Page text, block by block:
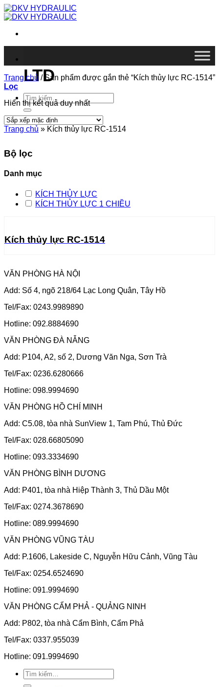
Chuyển
đến
dung
LTD
Tìm
kiếm:
Trang chủ /Sản phẩm được gắn thẻ “Kích thủy lực RC-1514”
Lọc
Hiển thị kết quả duy nhất
Trang chủ » Kích thủy lực RC-1514
Bộ lọc
Danh mục
KÍCH THỦY LỰC
KÍCH THỦY LỰC 1 CHIỀU
Kích thủy lực RC-1514
VĂN PHÒNG HÀ NỘI
Add: Số 4, ngõ 218/64 Lạc Long Quân, Tây Hồ
Tel/Fax: 0243.9989890
Hotline: 092.8884690
VĂN PHÒNG ĐÀ NẴNG
Add: P104, A2, số 2, Dương Văn Nga, Sơn Trà
Tel/Fax: 0236.6280666
Hotline: 098.9994690
VĂN PHÒNG HỒ CHÍ MINH
Add: C5.08, tòa nhà SunView 1, Tam Phú, Thủ Đức
Tel/Fax: 028.66805090
Hotline: 093.3334690
VĂN PHÒNG BÌNH DƯƠNG
Add: P401, tòa nhà Hiệp Thành 3, Thủ Dầu Một
Tel/Fax: 0274.3678690
Hotline: 089.9994690
VĂN PHÒNG VŨNG TÀU
Add: P.1606, Lakeside C, Nguyễn Hữu Cảnh, Vũng Tàu
Tel/Fax: 0254.6524690
Hotline: 091.9994690
VĂN PHÒNG CẨM PHẢ - QUẢNG NINH
Add: P802, tòa nhà Cẩm Bình, Cẩm Phả
Tel/Fax: 0337.955039
Hotline: 091.9994690
Tìm
kiếm: